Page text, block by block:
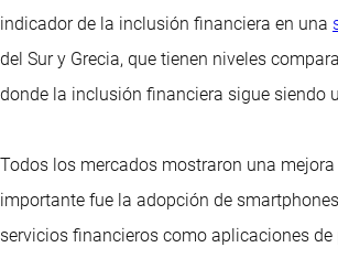
indicador de la inclusión financiera en una
del Sur y Grecia, que tienen niveles
donde la inclusión financiera sigue siendo
Todos los mercados mostraron una
importante fue la adopción de
servicios financieros como aplicaciones